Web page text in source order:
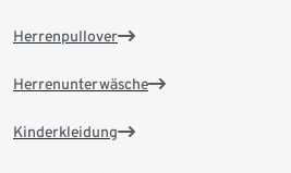
Herrenpullover
Herrenunterwäsche
Kinderkleidung